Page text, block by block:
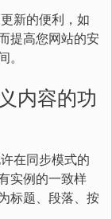
新的便利，如
提高您网站的安
。
内容的功
在同步模式的
实例的一致样
标题、段落、按